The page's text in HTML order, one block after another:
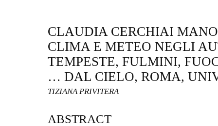
CLAUDIA CERCHIAI
CLIMA E METEO NEGLI
TEMPESTE, FULMINI,
… DAL CIELO, ROMA,
TIZIANA PRIVITERA
ABSTRACT